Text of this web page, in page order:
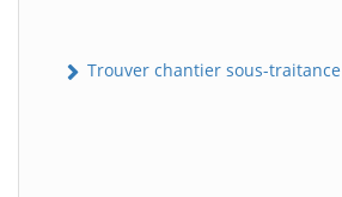
Trouver chantier sous-traitance